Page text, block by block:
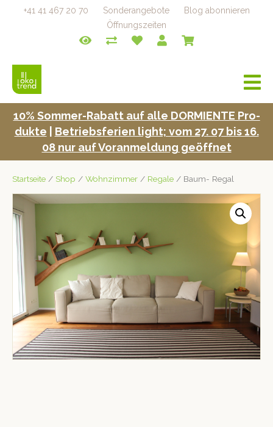
+41 41 467 20 70 Sonderangebote
Blog abonnieren
Öffnungszeiten
a
v
i
n
10% Som­mer-Rabatt auf alle DORMIENTE Pro­
duk­te
Betrieb­s­fe­rien light; vom 27. 07 bis 16.
08 nur auf Voran­mel­dung geöffnet
Startseite / Shop / Wohnzimmer / Regale / Baum- Regal